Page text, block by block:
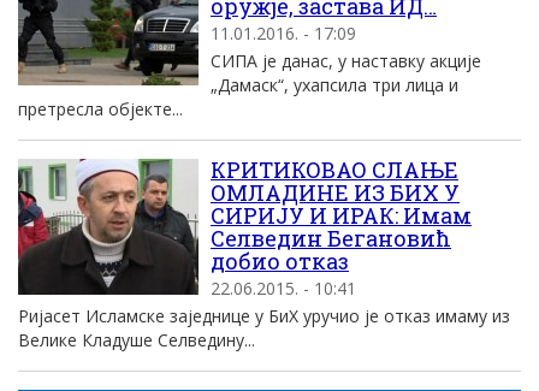
оружје, застава ИД…
11.01.2016. - 17:09
СИПА је данас, у наставку акције
„Дамаск“, ухапсила три лица и
претресла објекте...
КРИТИКОВАО СЛАЊЕ
ОМЛАДИНЕ ИЗ БИХ У
СИРИЈУ И ИРАК: Имам
Селведин Бегановић
добио отказ
22.06.2015. - 10:41
Ријасет Исламске заједнице у БиХ уручио је отказ имаму из
Велике Кладуше Селведину...